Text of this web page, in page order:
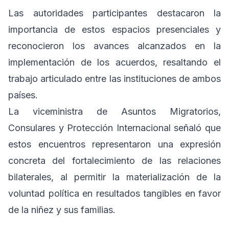
Las autoridades participantes destacaron la
importancia de estos espacios presenciales y
reconocieron los avances alcanzados en la
implementación de los acuerdos, resaltando el
trabajo articulado entre las instituciones de ambos
países.
La viceministra de Asuntos Migratorios,
Consulares y Protección Internacional señaló que
estos encuentros representaron una expresión
concreta del fortalecimiento de las relaciones
bilaterales, al permitir la materialización de la
voluntad política en resultados tangibles en favor
de la niñez y sus familias.